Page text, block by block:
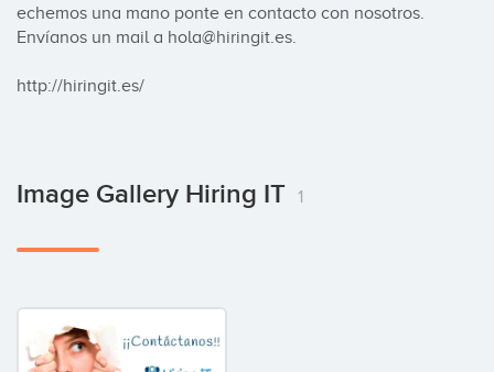
echemos una mano ponte en contacto con nosotros.
Envíanos un mail a hola@hiringit.es.
http://hiringit.es/
Image Gallery Hiring IT 1